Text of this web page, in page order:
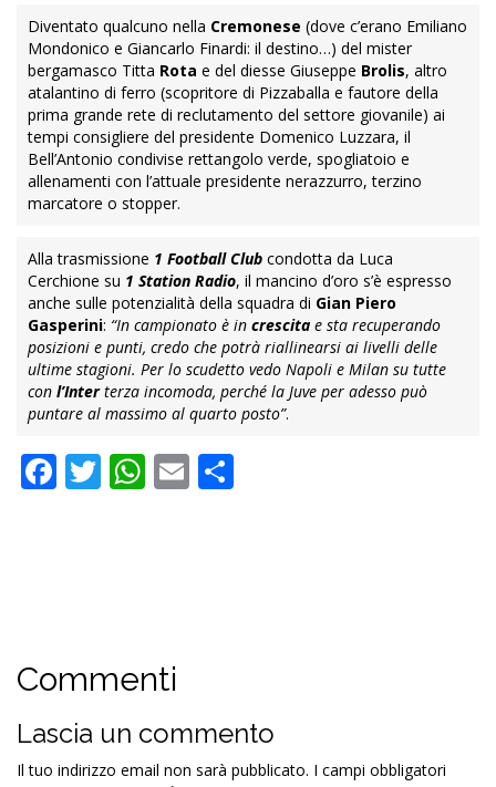
Diventato qualcuno nella Cremonese (dove c’erano Emiliano
Mondonico e Giancarlo Finardi: il destino…) del mister
bergamasco Titta Rota e del diesse Giuseppe Brolis, altro
atalantino di ferro (scopritore di Pizzaballa e fautore della
prima grande rete di reclutamento del settore giovanile) ai
tempi consigliere del presidente Domenico Luzzara, il
Bell’Antonio condivise rettangolo verde, spogliatoio e
allenamenti con l’attuale presidente nerazzurro, terzino
marcatore o stopper.
Alla trasmissione 1 Football Club condotta da Luca
Cerchione su 1 Station Radio, il mancino d’oro s’è espresso
anche sulle potenzialità della squadra di Gian Piero
Gasperini: “In campionato è in crescita e sta recuperando
posizioni e punti, credo che potrà riallinearsi ai livelli delle
ultime stagioni. Per lo scudetto vedo Napoli e Milan su tutte
con l’Interterza incomoda, perché la Juve per adesso può
puntare al massimo al quarto posto”.
Facebook
Twitter
WhatsApp
Email
Commenti
Lascia un commento
Il tuo indirizzo email non sarà pubblicato. I campi obbligatori